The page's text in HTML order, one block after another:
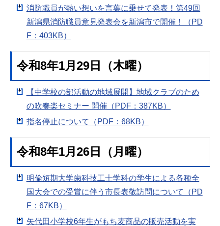
消防職員が熱い想いを言葉に乗せて発表！第49回
新潟県消防職員意見発表会を新潟市で開催！（PD
F：403KB）
令和8年1月29日（木曜）
【中学校の部活動の地域展開】地域クラブのため
の吹奏楽セミナー 開催（PDF：387KB）
指名停止について（PDF：68KB）
令和8年1月26日（月曜）
明倫短期大学歯科技工士学科の学生による各種全
国大会での受賞に伴う市長表敬訪問について（PD
F：67KB）
矢代田小学校6年生がもち麦商品の販売活動を実